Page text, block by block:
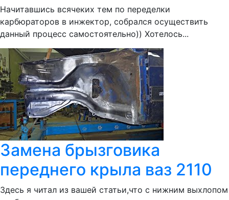
Начитавшись всячеких тем по переделки
карбюраторов в инжектор, собрался осуществить
данный процесс самостоятельно)) Хотелось...
Замена брызговика
переднего крыла ваз 2110
Здесь я читал из вашей статьи,что с нижним выхлопом